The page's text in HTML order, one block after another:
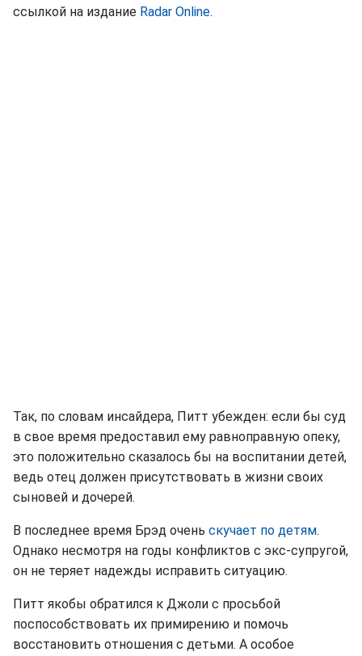
ссылкой на издание Radar Online.
Так, по словам инсайдера, Питт убежден: если бы суд
в свое время предоставил ему равноправную опеку,
это положительно сказалось бы на воспитании детей,
ведь отец должен присутствовать в жизни своих
сыновей и дочерей.
В последнее время Брэд очень скучает по детям.
Однако несмотря на годы конфликтов с экс-супругой,
он не теряет надежды исправить ситуацию.
Питт якобы обратился к Джоли с просьбой
поспособствовать их примирению и помочь
восстановить отношения с детьми. А особое